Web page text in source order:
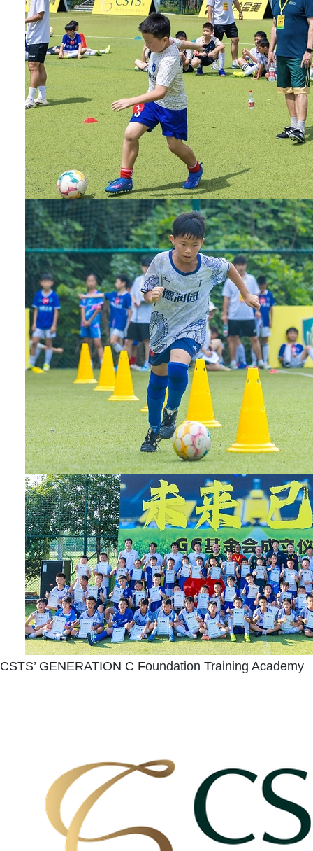
CSTS’ GENERATION C Foundation Training Academy